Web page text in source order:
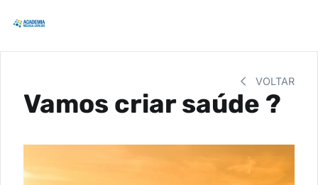
VOLTAR
Vamos criar saúde ?